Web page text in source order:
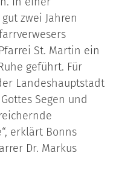
zwei Jahren
St. Martin ein
geführt. Für
Landeshauptstadt
Segen und
erklärt Bonns
Dr. Markus